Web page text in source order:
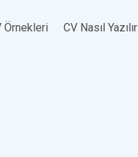
Örnekleri CV Nasıl Yazılır